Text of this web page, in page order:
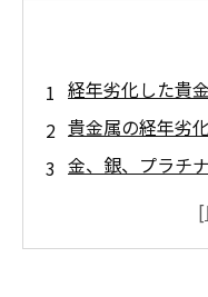
経年劣化した貴
貴金属の経年劣
金、銀、プラチ
中古市場での貴